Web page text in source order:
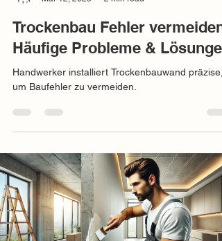
Trockenbau Fehler vermeiden:
Häufige Probleme & Lösungen
Handwerker installiert Trockenbauwand präzise,
um Baufehler zu vermeiden.